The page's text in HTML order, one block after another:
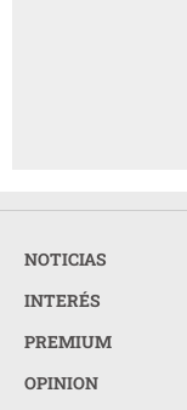
NOTICIAS
INTERÉS
PREMIUM
OPINION